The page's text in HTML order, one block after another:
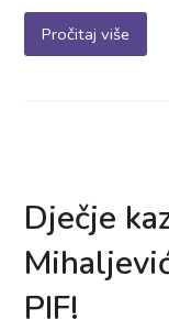
Pročitaj više
Dječje
PIF!